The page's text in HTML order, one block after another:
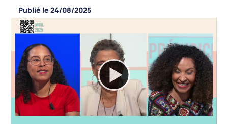
Publié le 24/08/2025